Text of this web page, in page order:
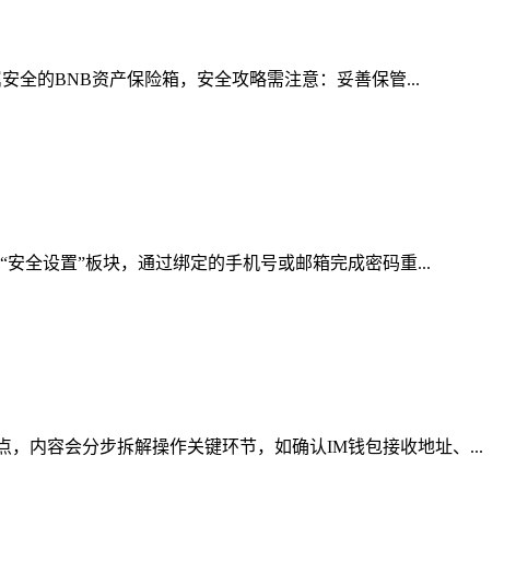
全的BNB资产保险箱，安全攻略需注意：妥善保管...
全设置”板块，通过绑定的手机号或邮箱完成密码重...
内容会分步拆解操作关键环节，如确认IM钱包接收地址、...